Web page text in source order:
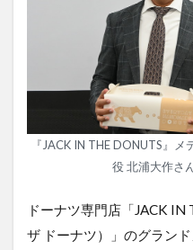
『JACK IN THE DONUTS』
役 北浦大作さ
ドーナツ専門店「JACK
ザ ドーナツ）」のグラン